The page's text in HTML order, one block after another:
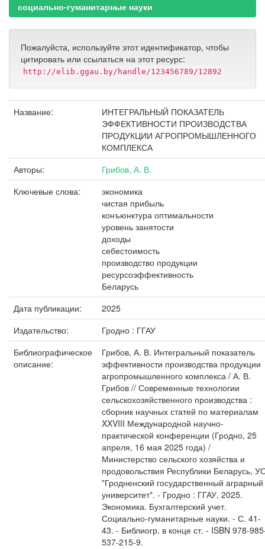
социально-гуманитарные науки
Пожалуйста, используйте этот идентификатор, чтобы
цитировать или ссылаться на этот ресурс:
http://elib.ggau.by/handle/123456789/12892
Название:
ИНТЕГРАЛЬНЫЙ ПОКАЗАТЕЛЬ
ЭФФЕКТИВНОСТИ ПРОИЗВОДСТВА
ПРОДУКЦИИ АГРОПРОМЫШЛЕННОГО
КОМПЛЕКСА
Авторы:
Грибов, А. В.
Ключевые слова:
экономика
чистая прибыль
конъюнктура оптимальности
уровень занятости
доходы
себестоимость
производство продукции
ресурсоэффективность
Беларусь
Дата публикации:
2025
Издательство:
Гродно : ГГАУ
Библиографическое
описание:
Грибов, А. В. Интегральный показатель
эффективности производства продукции
агропромышленного комплекса / А. В.
Грибов // Современные технологии
сельскохозяйственного производства :
сборник научных статей по материалам
XXVIII Международной научно-
практической конференции (Гродно, 25
апреля, 16 мая 2025 года) /
Министерство сельского хозяйства и
продовольствия Республики Беларусь,
"Гродненский государственный аграрный
университет". - Гродно : ГГАУ, 2025.
Экономика. Бухгалтерский учет.
Социально-гуманитарные науки. - С. 41-
43. - Библиогр. в конце ст. - ISBN 978-
537-215-9.